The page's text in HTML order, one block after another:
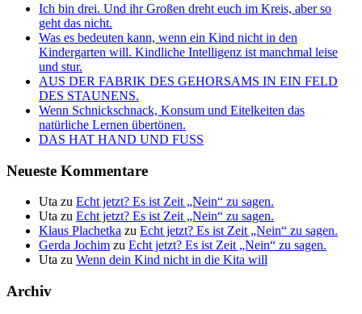
Ich bin drei. Und ihr Großen dreht euch im Kreis, aber so
geht das nicht.
Was es bedeuten kann, wenn ein Kind nicht in den
Kindergarten will. Kindliche Intelligenz ist manchmal leise
und stur.
AUS DER FABRIK DES GEHORSAMS IN EIN FELD
DES STAUNENS.
Wenn Schnickschnack, Konsum und Eitelkeiten das
natürliche Lernen übertönen.
DAS HAT HAND UND FUSS
Neueste Kommentare
Uta zu Echt jetzt? Es ist Zeit „Nein“ zu sagen.
Uta zu Echt jetzt? Es ist Zeit „Nein“ zu sagen.
Klaus Plachetka zu Echt jetzt? Es ist Zeit „Nein“ zu sagen.
Gerda Jochim zu Echt jetzt? Es ist Zeit „Nein“ zu sagen.
Uta zu Wenn dein Kind nicht in die Kita will
Archiv